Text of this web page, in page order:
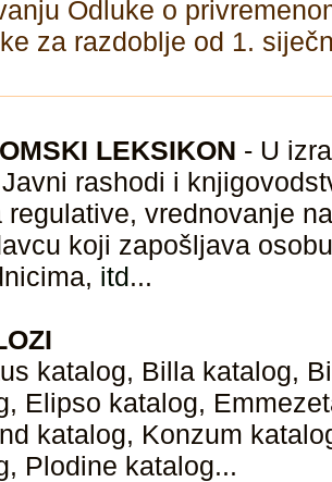
Odluke o
za razdoblje od 1.
LEKSIKON - U
rashodi i
regulative, vrednovanje
koji zapošljava
itd...
katalog, Billa katalog,
Elipso katalog,
katalog, Konzum
Plodine katalog...